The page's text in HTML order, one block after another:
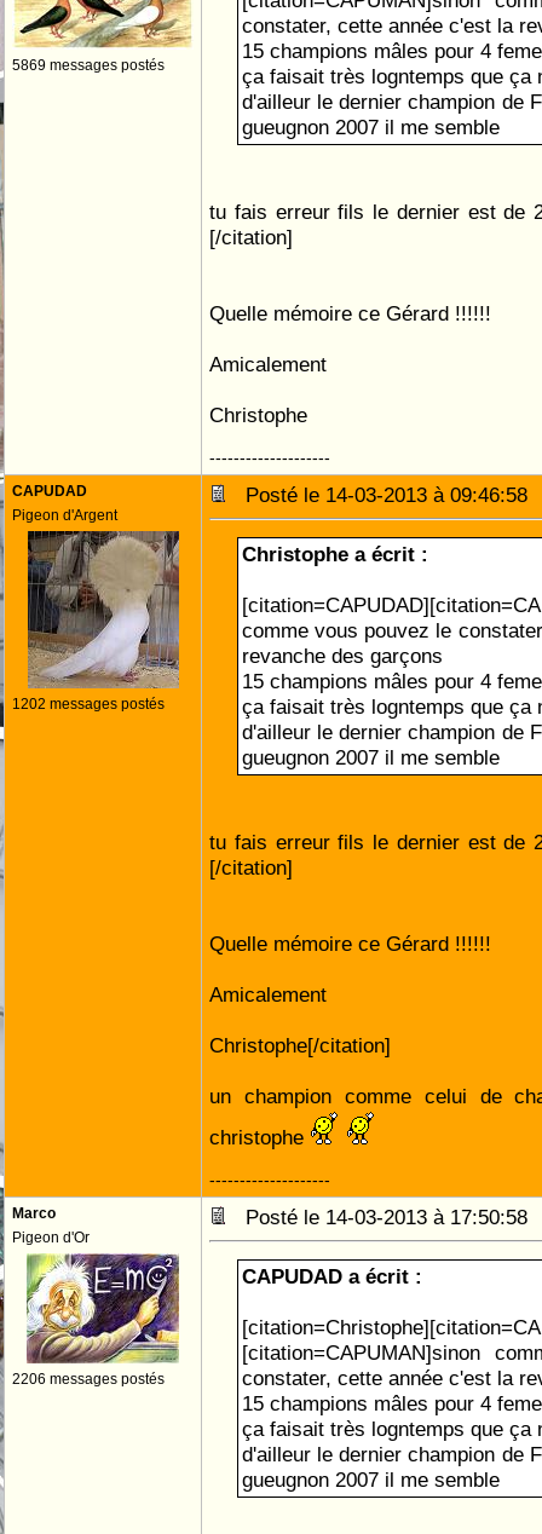
5869 messages postés
constater, cette année c'est la
15 champions mâles pour 4
ça faisait très logntemps que ça
d'ailleur le dernier champion de
gueugnon 2007 il me semble
tu fais erreur fils le dernier est de
[/citation]
Quelle mémoire ce Gérard !!!!!!
Amicalement
Christophe
--------------------
CAPUDAD
Pigeon d'Argent
1202 messages postés
Posté le 14-03-2013 à
Christophe a écrit :
comme vous pouvez le
revanche des garçons
15 champions mâles pour 4
ça faisait très logntemps que ça
d'ailleur le dernier champion de
gueugnon 2007 il me semble
tu fais erreur fils le dernier est de
[/citation]
Quelle mémoire ce Gérard !!!!!!
Amicalement
Christophe[/citation]
un champion comme celui de
christophe
--------------------
Marco
Pigeon d'Or
2206 messages postés
Posté le 14-03-2013 à
CAPUDAD a écrit :
[citation=CAPUMAN]sinon
constater, cette année c'est la
15 champions mâles pour 4
ça faisait très logntemps que ça
d'ailleur le dernier champion de
gueugnon 2007 il me semble